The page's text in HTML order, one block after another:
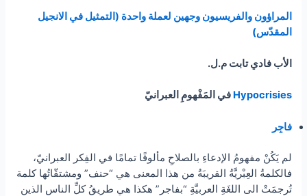
المراؤون والفريسيون وجهين لعملة واحدة (التمثيل في الانجيل
المقدّس)
الأب فادي تابت م.ل.
Hypocrisies في المَفْهومِ العبرانيّ
فاجِر
لم يَكُنْ مفهومُ الإدعاءِ بالصلاحِ مألوفًا تمامًا في الفِكر العبرانيّ،
فالكلمةُ العِبْريَّةُ القريبَةُ من هذا المعنى هي “حنف” ومشتقّاتُها كلمة
تُرجمَتْ الى اللغَةِ العربيَّةِ “بفاجر” هكذا هي طريقُ كلِّ الناس الذين